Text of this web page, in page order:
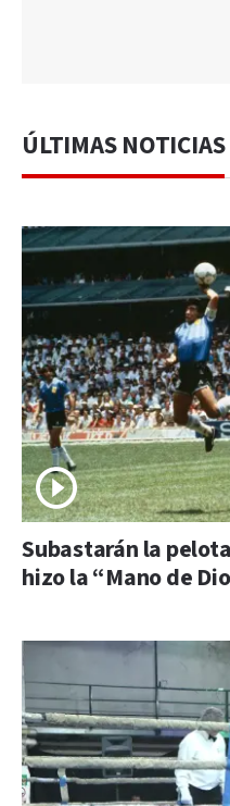
ÚLTIMAS NOTICIAS
Subastarán la
hizo la “Mano de